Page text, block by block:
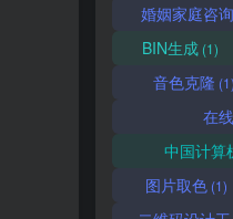
婚姻家庭咨询
BIN生成 (1)
音色克隆 (1)
在
中国计算
图片取色 (1)